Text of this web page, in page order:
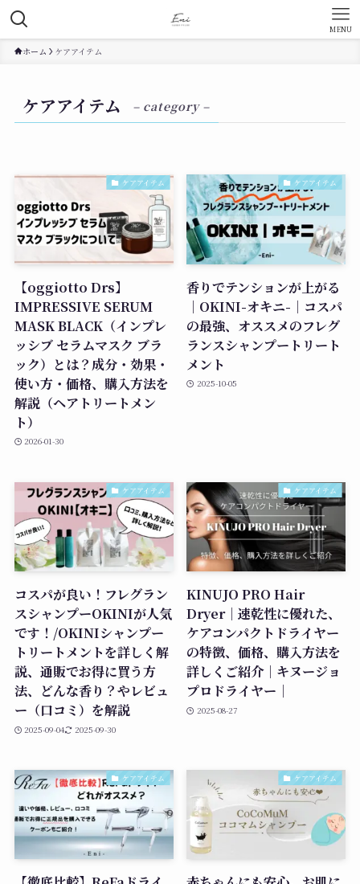
MENU
ホーム ケアアイテム
ケアアイテム – category –
ケアアイテム
【oggiotto Drs】
IMPRESSIVE SERUM
MASK BLACK（インプレ
ッシブ セラムマスク ブラ
ック）とは？成分・効果・
使い方・価格、購入方法を
解説（ヘアトリートメン
ト）
2026-01-30
ケアアイテム
香りでテンションが上がる
｜OKINI-オキニ-｜コスパ
の最強、オススメのフレグ
ランスシャンプートリート
メント
2025-10-05
ケアアイテム
コスパが良い！フレグラン
スシャンプーOKINIが人気
です！/OKINIシャンプー
トリートメントを詳しく解
説、通販でお得に買う方
法、どんな香り？やレビュ
ー（口コミ）を解説
2025-09-04 2025-09-30
ケアアイテム
KINUJO PRO Hair
Dryer｜速乾性に優れた、
ケアコンパクトドライヤー
の特徴、価格、購入方法を
詳しくご紹介｜キヌージョ
プロドライヤー｜
2025-08-27
ケアアイテム ケアアイテム